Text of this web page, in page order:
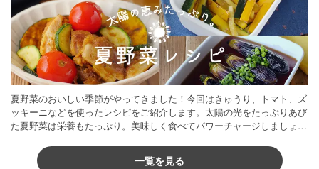
夏野菜のおいしい季節がやってきました！今回はきゅうり、トマト、ズ
ッキーニなどを使ったレシピをご紹介します。太陽の光をたっぷりあび
た夏野菜は栄養もたっぷり。美味しく食べてパワーチャージしましょう
一覧を見る